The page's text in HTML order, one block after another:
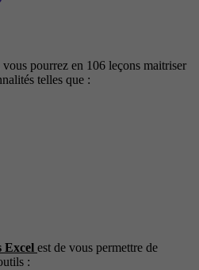
vous pourrez en 106 leçons maitriser
telles que :
Excel est de vous permettre de
: